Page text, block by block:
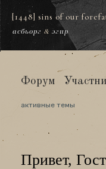
[1448] sins of our
асбьорг & эгир
Форум
активные темы
Привет,